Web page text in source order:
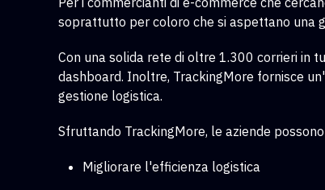
soprattutto per coloro che si aspettano una
Con una solida rete di oltre 1.300 corrieri in
dashboard. Inoltre, TrackingMore fornisce
gestione logistica.
Sfruttando TrackingMore, le aziende
Migliorare l'efficienza logistica